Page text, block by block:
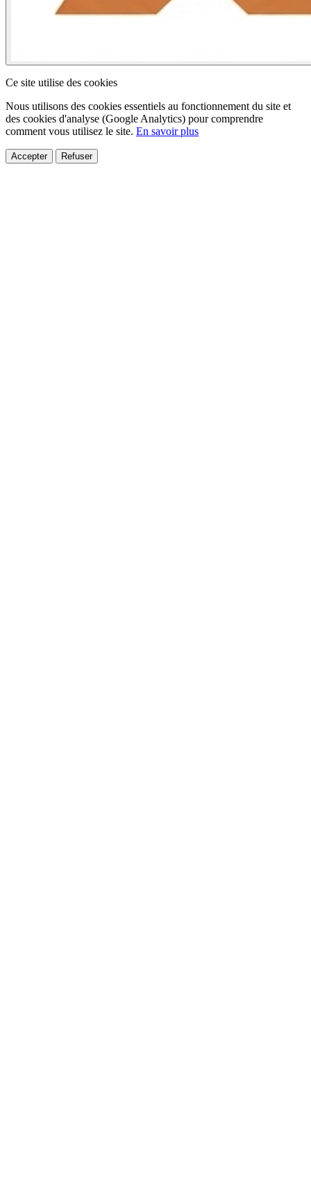
Ce site utilise des cookies
Nous utilisons des cookies essentiels au fonctionnement du site et
des cookies d'analyse (Google Analytics) pour comprendre
comment vous utilisez le site. En savoir plus
Accepter Refuser